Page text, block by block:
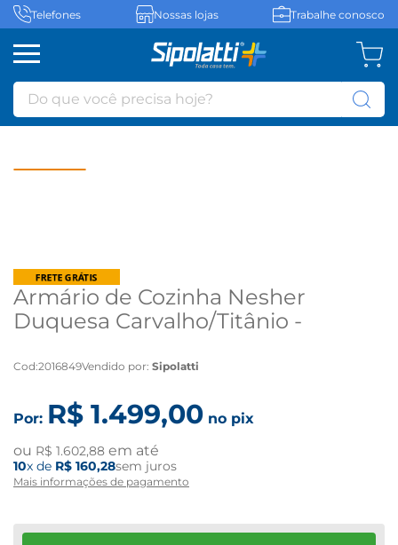
Telefones Nossas lojas Trabalhe conosco
Do que você precisa hoje?
Armário de Cozinha Nesher
Duquesa Carvalho/Titânio -
Cod:2016849Vendido por: Sipolatti
Por: R$ 1.499,00 no pix
ou R$ 1.602,88 em até
10x de R$ 160,28sem juros
Mais informações de pagamento